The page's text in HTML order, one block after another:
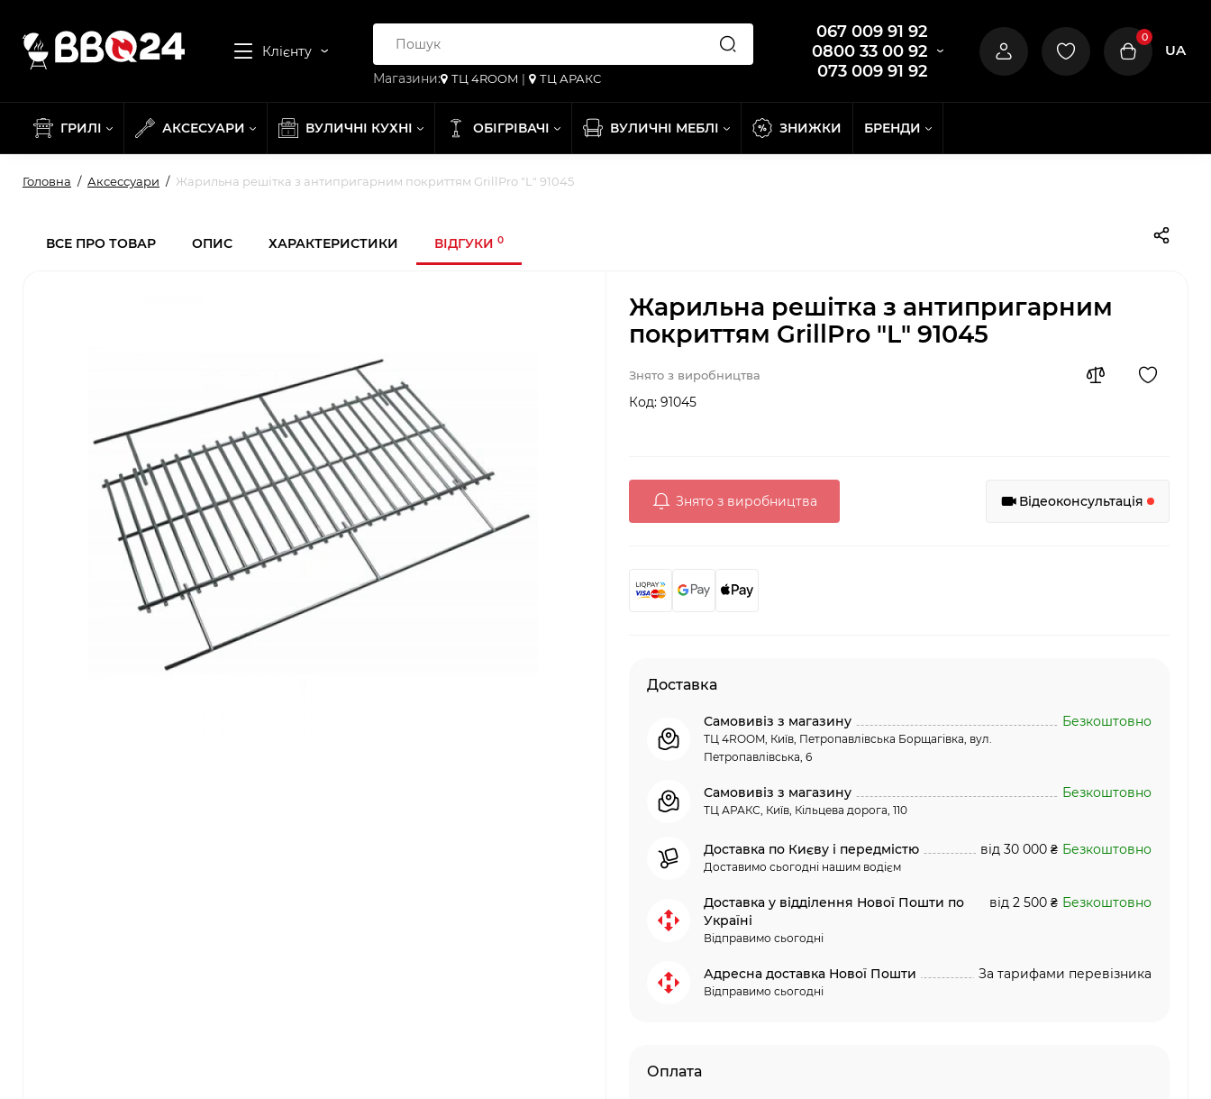
Клієнту
067 009 91 92
0800 33 00 92
073 009 91 92
Магазини: ТЦ 4ROOM | ТЦ АРАКС
0
UA
ГРИЛІ АКСЕСУАРИ ВУЛИЧНІ КУХНІ ОБІГРІВАЧІ ВУЛИЧНІ МЕБЛІ ЗНИЖКИ БРЕНДИ
Головна Аксессуари Жарильна решітка з антипригарним покриттям GrillPro "L" 91045
ВСЕ ПРО ТОВАР ОПИС ХАРАКТЕРИСТИКИ ВІДГУКИ 0
Жарильна решітка з антипригарним
покриттям GrillPro "L" 91045
Знято з виробництва
Код: 91045
Знято з виробництва Відеоконсультація
Доставка
Самовивіз з магазину
ТЦ 4ROOM, Київ, Петропавлівська Борщагівка, вул.
Петропавлівська, 6
Безкоштовно
Самовивіз з магазину
ТЦ АРАКС, Київ, Кільцева дорога, 110
Безкоштовно
Доставка по Києву і передмістю
Доставимо сьогодні нашим водієм
від 30 000 ₴ Безкоштовно
Доставка у відділення Нової Пошти по
Україні
Відправимо сьогодні
від 2 500 ₴ Безкоштовно
Адресна доставка Нової Пошти
Відправимо сьогодні
За тарифами перевізника
Оплата